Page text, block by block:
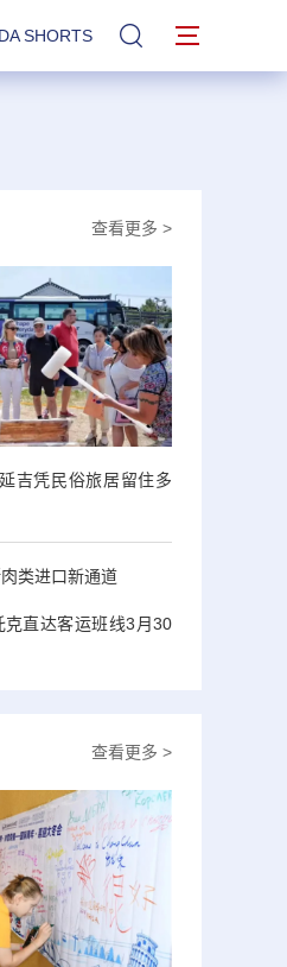
SHORTS 站内搜索
查看更多 >
吉凭民俗旅居留住多
类进口新通道
直达客运班线3月30
查看更多 >